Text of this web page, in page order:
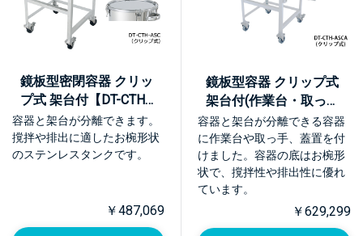
鏡板型密閉容器 クリッ
プ式 架台付【DT-CTH-
ASC】
容器と架台が分離できます。
撹拌や排出に適したお椀形状
のステンレスタンクです。
￥487,069
鏡板型容器 クリップ式
架台付(作業台・取っ
手・蓋置付)【DT-CTH-
ASCA】
容器と架台が分離できる容器
に作業台や取っ手、蓋置を付
けました。容器の底はお椀形
状で、撹拌性や排出性に優れ
ています。
￥629,299